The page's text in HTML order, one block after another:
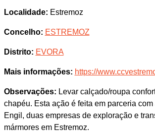
Localidade: Estremoz
Concelho: ESTREMOZ
Distrito: EVORA
Mais informações: https://
Observações: Levar calçado/roupa
chapéu. Esta ação é feita em parceria
Engil, duas empresas de exploração e
mármores em Estremoz.